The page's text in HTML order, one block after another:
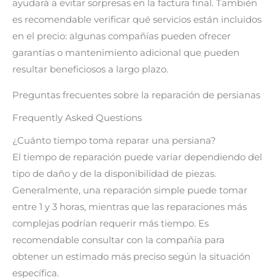
ayudará a evitar sorpresas en la factura final. También
es recomendable verificar qué servicios están incluidos
en el precio: algunas compañías pueden ofrecer
garantías o mantenimiento adicional que pueden
resultar beneficiosos a largo plazo.
Preguntas frecuentes sobre la reparación de persianas
Frequently Asked Questions
¿Cuánto tiempo toma reparar una persiana?
El tiempo de reparación puede variar dependiendo del
tipo de daño y de la disponibilidad de piezas.
Generalmente, una reparación simple puede tomar
entre 1 y 3 horas, mientras que las reparaciones más
complejas podrían requerir más tiempo. Es
recomendable consultar con la compañía para
obtener un estimado más preciso según la situación
específica.